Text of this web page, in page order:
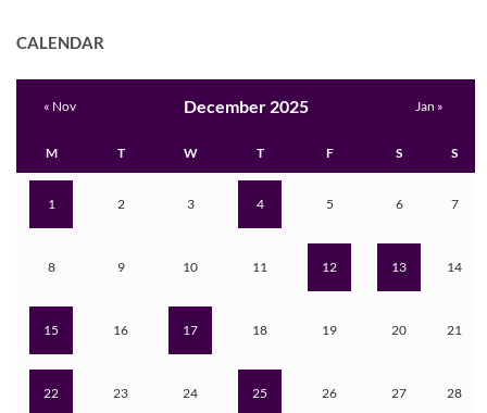
CALENDAR
December 2025
M T W T F S S
1 2 3 4 5 6 7
8 9 10 11 12 13 14
15 16 17 18 19 20 21
22 23 24 25 26 27 28
« Nov Jan »